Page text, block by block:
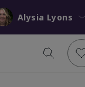
Alysia Lyons